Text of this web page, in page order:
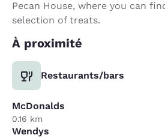
Pecan House, where you can
selection of treats.
À proximité
Restaurants/bars
McDonalds
0.16 km
Wendys